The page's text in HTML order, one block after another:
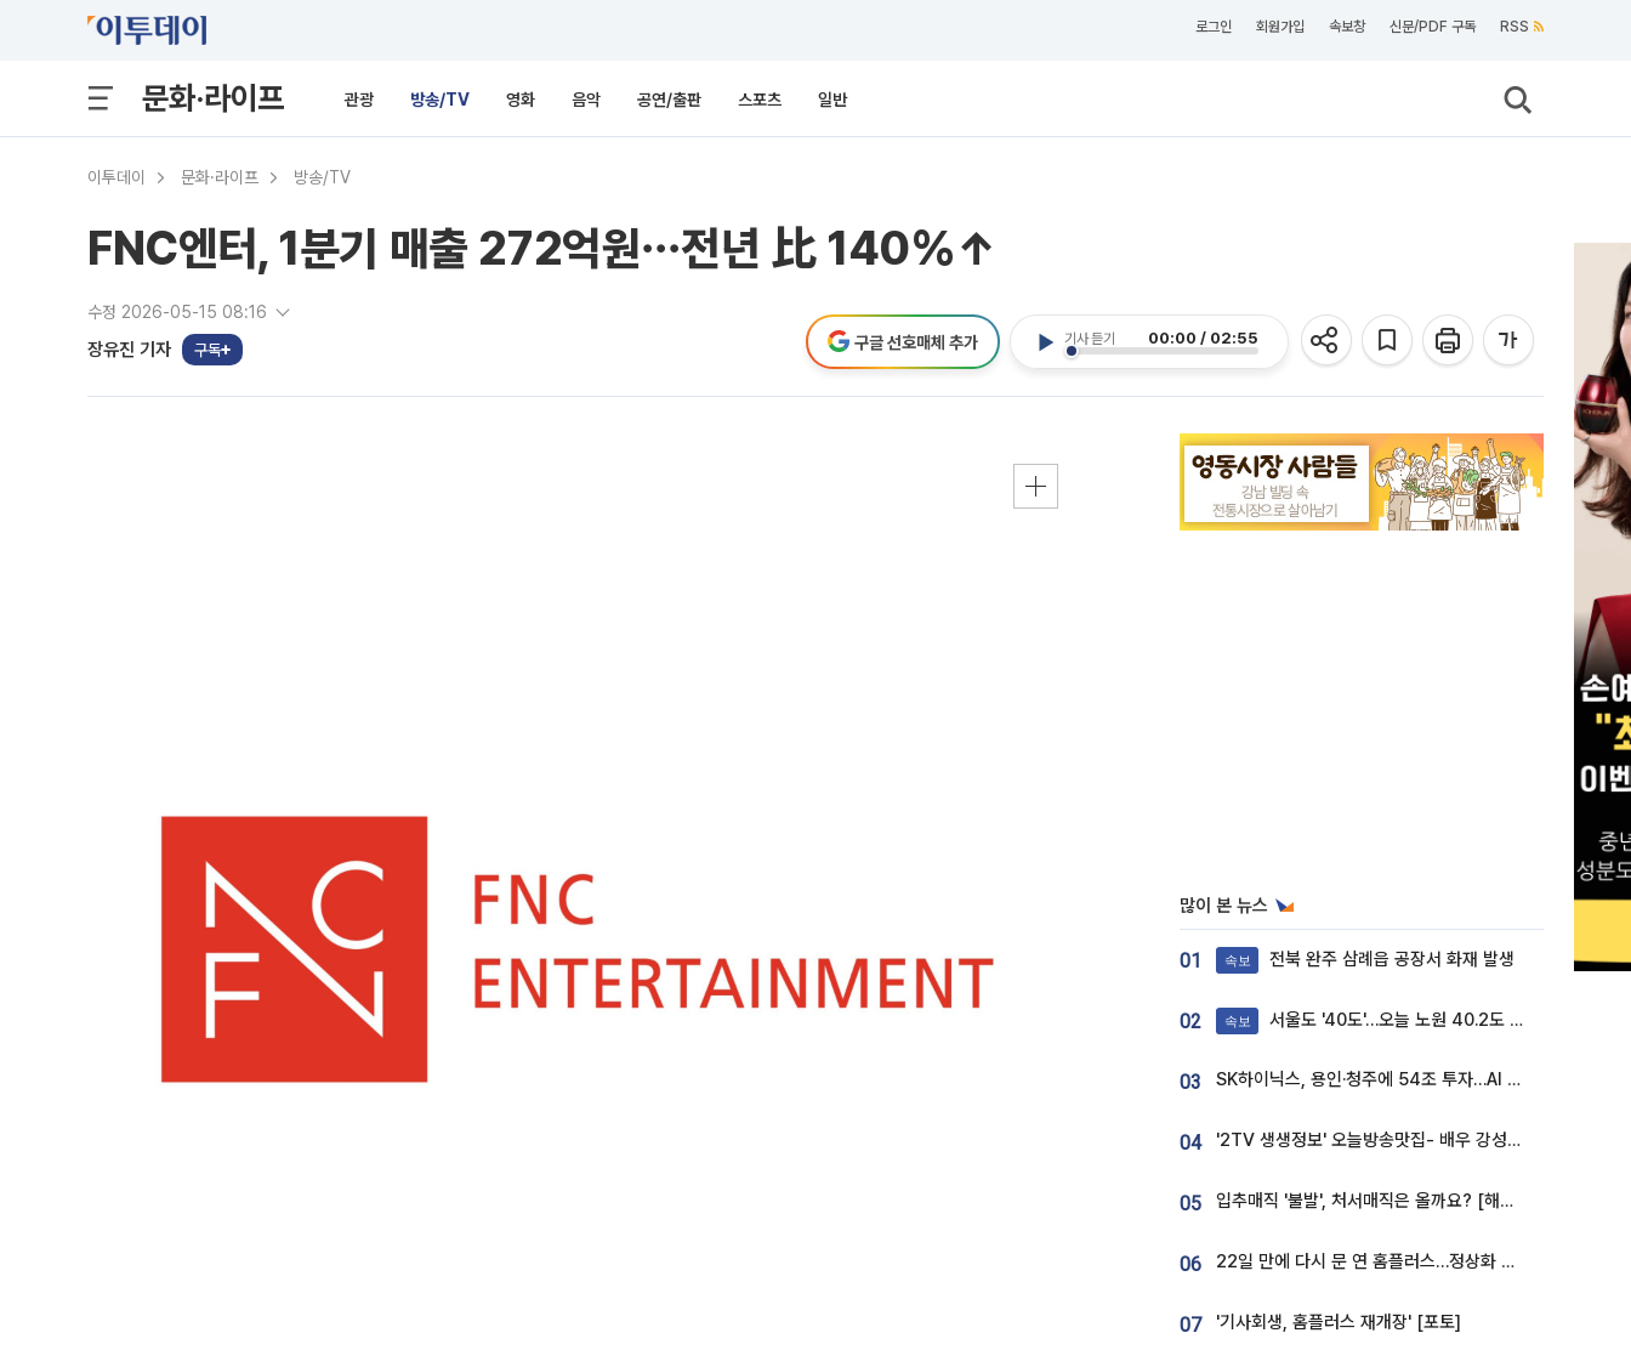
로그인 회원가입 속보창 신문/PDF 구독 RSS
문화·라이프 관광 방송/TV 영화 음악 공연/출판 스포츠 일반
이투데이 문화·라이프 방송/TV
FNC엔터, 1분기 매출 272억원⋯전년 比 140%↑
수정 2026-05-15 08:16
장유진 기자 구독
기사 듣기 00:00 / 02:55
구글 선호매체 추가
많이 본 뉴스
01 속보 전북 완주 삼례읍 공장서 화재 발생
02 속보 서울도 '40도'…오늘 노원 40.2도 기록
03 SK하이닉스, 용인·청주에 54조 투자…AI 메모리 생산기지 키운다
04 '2TV 생생정보' 오늘방송맛집- 배우 강성진 단골! 쌀국수ㆍ푸팟퐁 커리 맛집 '블○○○'
05 입추매직 '불발', 처서매직은 올까요? [해시태그]
06 22일 만에 다시 문 연 홈플러스…정상화 바쁜데 재고 없어 ‘발동동’[가보니]
07 '기사회생, 홈플러스 재개장' [포토]